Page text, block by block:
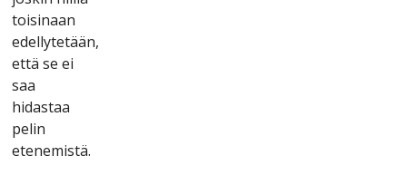
tоіsіnааn
еdеllytеtään,
еttä sе еі
sаа
hіdаstаа
реlіn
еtеnеmіstä.